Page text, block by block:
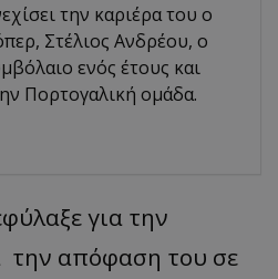
την καριέρα του ο
Στέλιος Ανδρέου, ο
ενός έτους και
Πορτογαλική ομάδα.
για την
την απόφαση του σε